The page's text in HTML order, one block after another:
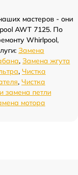
мастеров - они
AWT 7125. По
Whirlpool,
Замена
, Замена жгута
, Чистка
, Чистка
замена петли
мотора